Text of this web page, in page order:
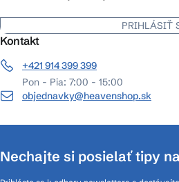
PRIHLÁSIŤ
Kontakt
+421 914 399 399
Pon - Pia: 7:00 - 15:00
objednavky@heavenshop.sk
Nechajte si posielať tipy